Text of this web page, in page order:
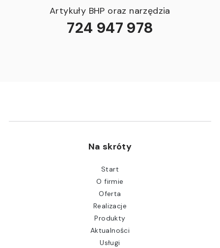
Artykuły BHP oraz narzędzia
724 947 978
Na skróty
Start
O firmie
Oferta
Realizacje
Produkty
Aktualności
Usługi